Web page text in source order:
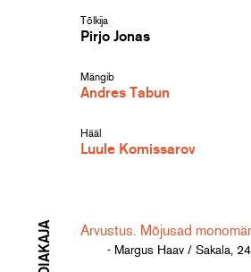
Tõlkija
Pirjo Jonas
Mängib
Andres Tabun
Hääl
Luule Komissarov
Arvustus. Mõjusad
- Margus Haav / Sakala,